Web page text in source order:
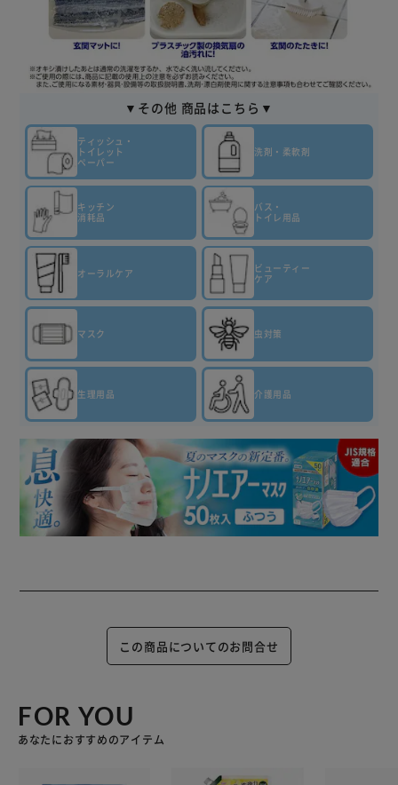
▼その他 商品はこちら▼
ティッシュ・
トイレット
ペーパー
洗剤・柔軟剤
キッチン
消耗品
バス・
トイレ用品
オーラルケア
ビューティー
ケア
マスク 虫対策
生理用品 介護用品
この商品についてのお問合せ
FOR YOU
あなたにおすすめのアイテム